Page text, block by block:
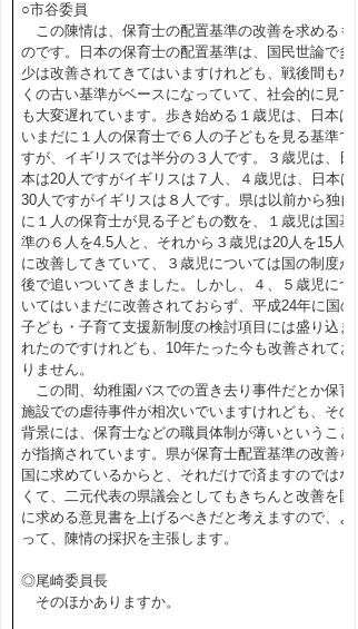
○市谷委員
この陳情は、保育士の配置基準の改善を求めるも
のです。日本の保育士の配置基準は、国民世論で多
少は改善されてきてはいますけれども、戦後間もな
くの古い基準がベースになっていて、社会的に見て
も大変遅れています。歩き始める１歳児は、日本は
いまだに１人の保育士で６人の子どもを見る基準で
すが、イギリスでは半分の３人です。３歳児は、日
本は20人ですがイギリスは７人、４歳児は、日本は
30人ですがイギリスは８人です。県は以前から独自
に１人の保育士が見る子どもの数を、１歳児は国基
準の６人を4.5人と、それから３歳児は20人を15人
に改善してきていて、３歳児については国の制度が
後で追いついてきました。しかし、４、５歳児につ
いてはいまだに改善されておらず、平成24年に国の
子ども・子育て支援新制度の検討項目には盛り込ま
れたのですけれども、10年たった今も改善されてお
りません。
この間、幼稚園バスでの置き去り事件だとか保育
施設での虐待事件が相次いでいますけれども、その
背景には、保育士などの職員体制が薄いということ
が指摘されています。県が保育士配置基準の改善を
国に求めているからと、それだけで済ますのではな
くて、二元代表の県議会としてもきちんと改善を国
に求める意見書を上げるべきだと考えますので、よ
って、陳情の採択を主張します。
◎尾崎委員長
そのほかありますか。